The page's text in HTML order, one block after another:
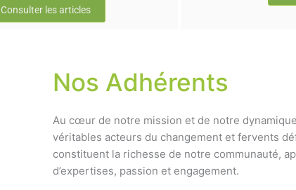
Consulter les articles
Nos Adhérents
Au cœur de notre mission et de notre
véritables acteurs du changement et fervents
constituent la richesse de notre communauté,
d’expertises, passion et engagement.